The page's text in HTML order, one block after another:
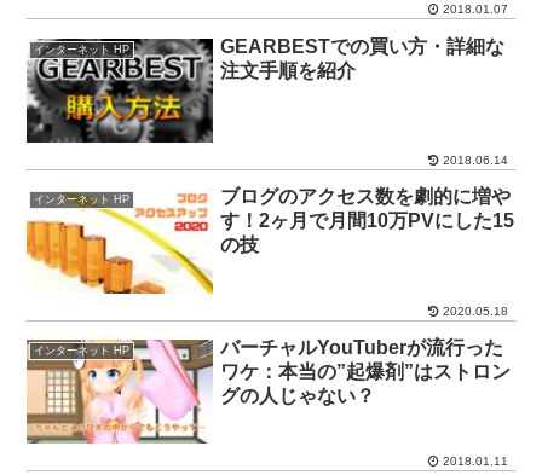
2018.01.07
インターネット HP
GEARBESTでの買い方・詳細な
注文手順を紹介
2018.06.14
インターネット HP
ブログのアクセス数を劇的に増や
す！2ヶ月で月間10万PVにした15
の技
2020.05.18
インターネット HP
バーチャルYouTuberが流行った
ワケ：本当の”起爆剤”はストロン
グの人じゃない？
2018.01.11